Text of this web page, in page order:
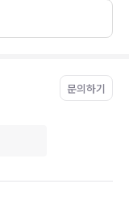
문의하기